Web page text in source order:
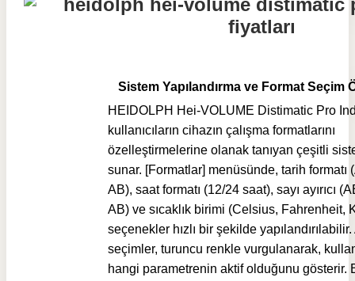
Sistem Yapılandırma ve Format Seçim
HEIDOLPH Hei-VOLUME Distimatic Pro
kullanıcıların cihazın çalışma formatlarını
özelleştirmelerine olanak tanıyan çeşitli
sunar. [Formatlar] menüsünde, tarih formatı
AB), saat formatı (12/24 saat), sayı ayırıcı
AB) ve sıcaklık birimi (Celsius, Fahrenheit,
seçenekler hızlı bir şekilde
seçimler, turuncu renkle vurgulanarak,
hangi parametrenin aktif olduğunu gösterir.